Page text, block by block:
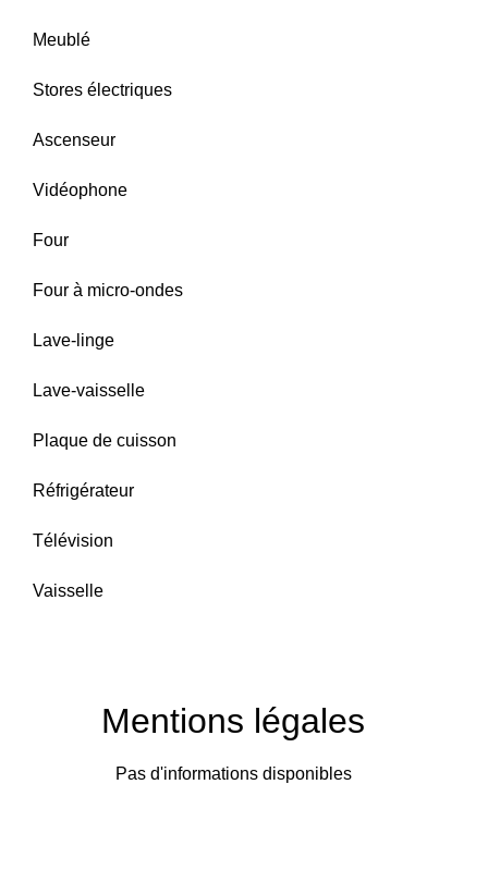
Meublé
Stores électriques
Ascenseur
Vidéophone
Four
Four à micro-ondes
Lave-linge
Lave-vaisselle
Plaque de cuisson
Réfrigérateur
Télévision
Vaisselle
Mentions légales
Pas d'informations disponibles